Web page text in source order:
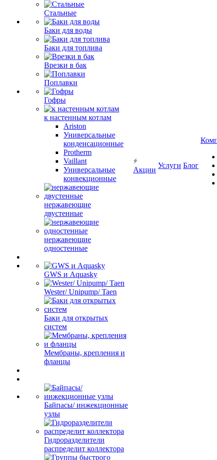
Стальные
Баки для воды
Баки для топлива
Врезки в бак
Поплавки
Гофры
к настенным котлам
Ariston
Универсальные
конденсационные
Protherm
Vaillant
Универсальные
конвекционные
нержавеющие
двустенные
нержавеющие
одностенные
GWS и Aquasky
Wester/ Unipump/ Taen
Баки для открытых
систем
Мембраны, крепления и
фланцы
Байпасы/ инжекционные
узлы
Гидроразделители
распределит коллектора
Акции
Услуги Блог